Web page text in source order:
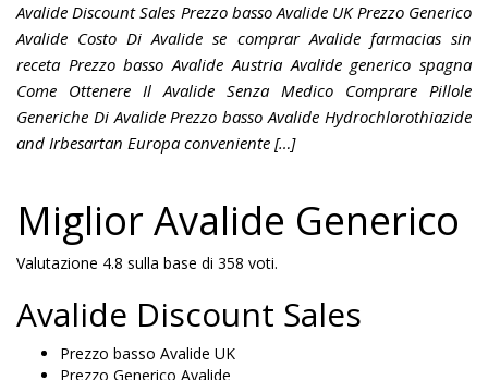
Avalide Discount Sales Prezzo basso Avalide UK Prezzo Generico
Avalide Costo Di Avalide se comprar Avalide farmacias sin
receta Prezzo basso Avalide Austria Avalide generico spagna
Come Ottenere Il Avalide Senza Medico Comprare Pillole
Generiche Di Avalide Prezzo basso Avalide Hydrochlorothiazide
and Irbesartan Europa conveniente […]
Miglior Avalide Generico
Valutazione 4.8 sulla base di 358 voti.
Avalide Discount Sales
Prezzo basso Avalide UK
Prezzo Generico Avalide